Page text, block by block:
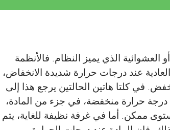
الذي يميز النظام. فالأنظمة
عند درجات حرارة شديدة الانخفاض،
في كلتا هاتين الحالتين يرجع هذا إلى
حرارة منخفضة، في جزء من المادة،
ممكن. أما في غرفة نظيفة للغاية، يتم